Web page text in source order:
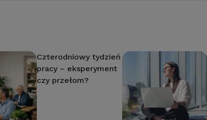
Czterodniowy tydzień
pracy – eksperyment
czy przełom?